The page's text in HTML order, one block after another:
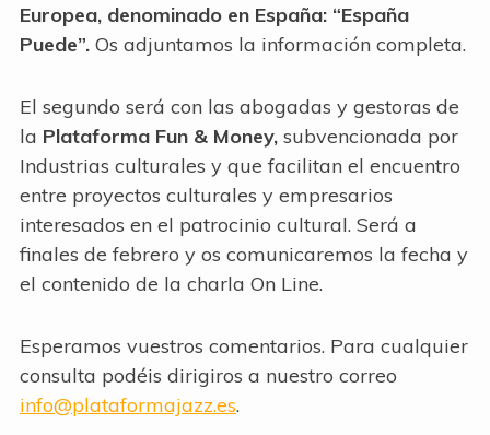
Europea, denominado en España: “España
Puede”. Os adjuntamos la información completa.
El segundo será con las abogadas y gestoras de
la Plataforma Fun & Money,subvencionada por
Industrias culturales y que facilitan el encuentro
entre proyectos culturales y empresarios
interesados en el patrocinio cultural. Será a
finales de febrero y os comunicaremos la fecha y
el contenido de la charla On Line.
Esperamos vuestros comentarios. Para cualquier
consulta podéis dirigiros a nuestro correo
info@plataformajazz.es.